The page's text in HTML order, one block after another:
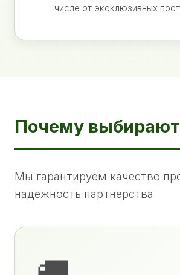
числе от эксклюзивных
Почему
Мы гарантируем качество
надежность партнерства